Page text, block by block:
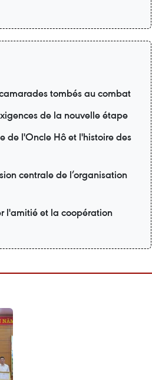
tombés au combat
de la nouvelle étape
de l'Oncle Hô et l'histoire des
centrale de l’organisation
l'amitié et la coopération